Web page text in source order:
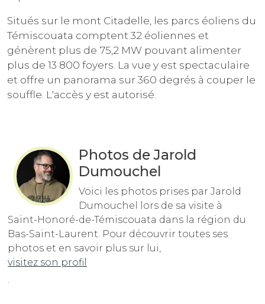
Situés sur le mont Citadelle, les parcs éoliens du
Témiscouata comptent 32 éoliennes et
génèrent plus de 75,2 MW pouvant alimenter
plus de 13 800 foyers. La vue y est spectaculaire
et offre un panorama sur 360 degrés à couper le
souffle. L'accès y est autorisé.
Photos de Jarold
Dumouchel
Voici les photos prises par Jarold
Dumouchel lors de sa visite à
Saint-Honoré-de-Témiscouata dans la région du
Bas-Saint-Laurent. Pour découvrir toutes ses
photos et en savoir plus sur lui,
visitez son profil
.